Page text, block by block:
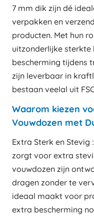
7 mm dik zijn dé
verpakken en
producten. Met hun
uitzonderlijke sterkte
bescherming tijdens
zijn leverbaar in
bestaan veelal uit
Waarom kiezen
Vouwdozen met
Extra Sterk en Stevig
zorgt voor extra
vouwdozen zijn
dragen zonder te
ideaal maakt voor
extra bescherming